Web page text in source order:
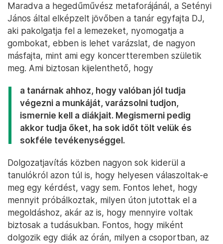
Maradva a hegedűművész metaforájánál, a Setényi
János által elképzelt jövőben a tanár egyfajta DJ,
aki pakolgatja fel a lemezeket, nyomogatja a
gombokat, ebben is lehet varázslat, de nagyon
másfajta, mint ami egy koncertteremben születik
meg. Ami biztosan kijelenthető, hogy
a tanárnak ahhoz, hogy valóban jól tudja
végezni a munkáját, varázsolni tudjon,
ismernie kell a diákjait. Megismerni pedig
akkor tudja őket, ha sok időt tölt velük és
sokféle tevékenységgel.
Dolgozatjavítás közben nagyon sok kiderül a
tanulókról azon túl is, hogy helyesen válaszoltak-e
meg egy kérdést, vagy sem. Fontos lehet, hogy
mennyit próbálkoztak, milyen úton jutottak el a
megoldáshoz, akár az is, hogy mennyire voltak
biztosak a tudásukban. Fontos, hogy miként
dolgozik egy diák az órán, milyen a csoportban, az